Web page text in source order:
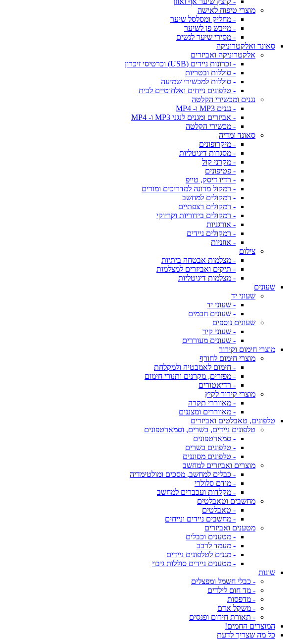
מוצרי טיפוח לאישה
- מחליק ומסלסל שיער
- מייבש פן לשיער
- מסירי שיער לנשים
סאונד ואלקטרוניקה
אלקטרוניקה ואביזרים
- זכרונות ניידים (USB) וכרטיסי זיכרון
- סוללות ובטריות
- סוללות למכשירי שמיעה
- טלפונים נייחים ואלחוטיים לבית
נגנים ומכשירי הקלטה
- נגנים MP3 ו- MP4
- אביזרים ומגנים לנגני MP3 ו- MP4
- מכשירי הקלטה
סאונד ומדיה
- מיקרופונים
- מסגרות דיגיטליות
- מקרני קול
- פטיפונים
- רדיו דיסק, טייפ
- רמקול מדונה למדריכים ומורים
- רמקולים למחשב
- רמקולים רצפתיים
- רמקולים בידוריות וקריוקי
- אורגניות
- רמקולים ניידים
- אוזניות
צילום
- מצלמות אבטחה ביתיות
- תיקים ואביזרים למצלמות
- מצלמות דיגיטליות
שעונים
שעוני יד
- שעוני יד
- שעונים חכמים
שעונים נוספים
- שעוני קיר
- שעונים מעוררים
מוצרי חימום וקירור
מוצרי חימום לחורף
- חימום לאמבטיה ולמקלחת
- מפזרים, מקרנים ותנורי חימום
- רדיאטורים
מוצרי קירור לקיץ
- מאווררי תקרה
- מאווררים ומצננים
טלפונים, טאבלטים ואביזרים
טלפונים ניידים, כשרים, וסמארטפונים
- סמארטפונים
- טלפונים כשרים
- טלפונים מסוננים
מוצרים ואביזרים למחשב
- כבלים למחשב, מסכים ומולטימדיה
- מודם סלולרי
- מקלדות ועכברים למחשב
מחשבים וטאבלטים
- טאבלטים
- מחשבים ניידים ונייחים
מטענים ואביזרים
- מטענים וכבלים
- מעמד לרכב
- מגנים לטלפונים ניידים
- מטענים ניידים סוללות גיבוי
שונות
- כבלי חשמל ומפצלים
- מד חום לילדים
- מדפסות
- משקל אדם
- תאורת חירום ופנסים
המוצרים החמים!
כל מה שצריך לדעת